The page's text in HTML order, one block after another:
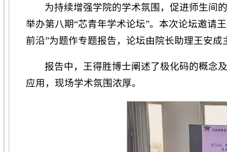
为持续增强学院的学术氛围，促进师生间
举办第八期“芯青年学术论坛”。本次论坛邀请
前沿”为题作专题报告，论坛由院长助理王安
报告中，王得胜博士阐述了极化码的概念
应用，现场学术氛围浓厚。